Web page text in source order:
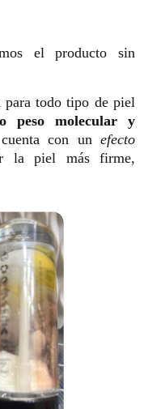
el producto sin
todo tipo de piel
peso molecular y
con un efecto
la piel más firme,